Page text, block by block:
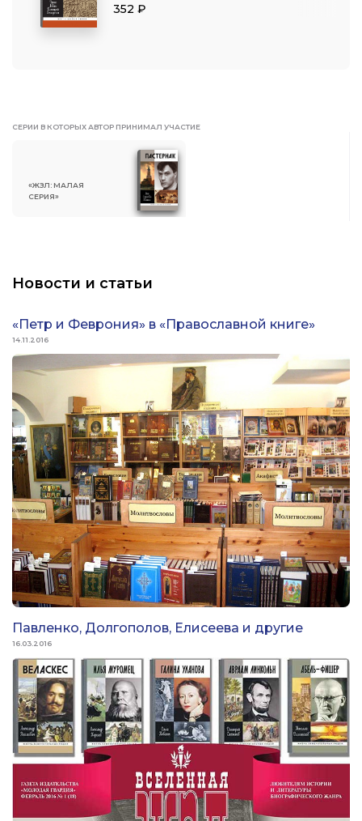
352 ₽
СЕРИИ В КОТОРЫХ АВТОР ПРИНИМАЛ УЧАСТИЕ
«ЖЗЛ: МАЛАЯ
СЕРИЯ»
Новости и статьи
«Петр и Феврония» в «Православной книге»
14.11.2016
Павленко, Долгополов, Елисеева и другие
16.03.2016